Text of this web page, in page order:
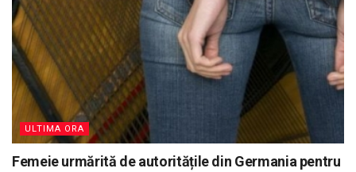
ULTIMA ORA
Femeie urmărită de autoritățile din Germania pentru